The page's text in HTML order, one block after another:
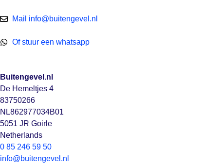
Mail info@buitengevel.nl
Of stuur een whatsapp
Buitengevel.nl
De Hemeltjes 4
83750266
NL862977034B01
5051 JR Goirle
Netherlands
0 85 246 59 50
info@buitengevel.nl